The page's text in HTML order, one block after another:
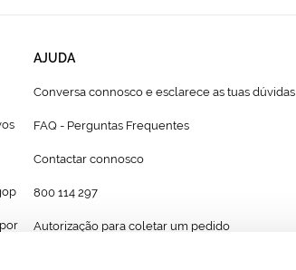
AJUDA
Conversa connosco e esclarece as tuas dúvidas
FAQ - Perguntas Frequentes
Contactar connosco
800 114 297
Autorização para coletar um pedido